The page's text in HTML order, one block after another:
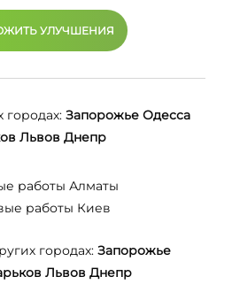
УЛУЧШЕНИЯ
городах: Запорожье Одесса
Львов Днепр
работы Алматы
работы Киев
городах: Запорожье
Львов Днепр